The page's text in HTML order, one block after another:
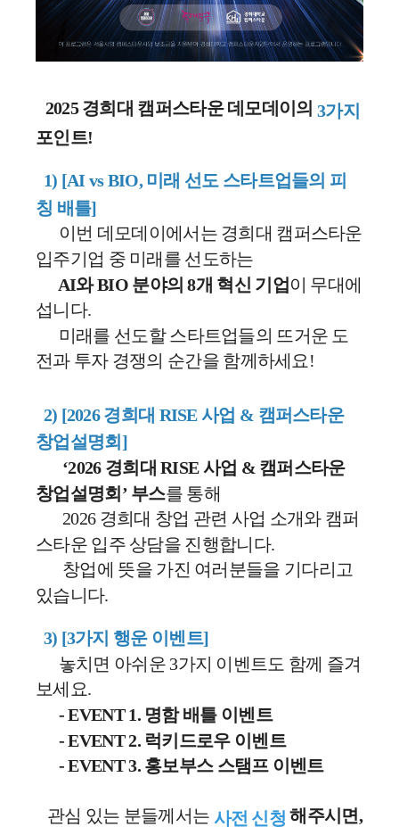
2025 경희대 캠퍼스타운 데모데이의 3가지
포인트!
1) [AI vs BIO, 미래 선도 스타트업들의 피
칭 배틀]
이번 데모데이에서는 경희대 캠퍼스타운
입주기업 중 미래를 선도하는
AI와 BIO 분야의 8개 혁신 기업이 무대에
섭니다.
미래를 선도할 스타트업들의 뜨거운 도
전과 투자 경쟁의 순간을 함께하세요!
2) [2026 경희대 RISE 사업 & 캠퍼스타운
창업설명회]
‘2026 경희대 RISE 사업 & 캠퍼스타운
창업설명회’ 부스를 통해
2026 경희대 창업 관련 사업 소개와 캠퍼
스타운 입주 상담을 진행합니다.
창업에 뜻을 가진 여러분들을 기다리고
있습니다.
3) [3가지 행운 이벤트]
놓치면 아쉬운 3가지 이벤트도 함께 즐겨
보세요.
- EVENT 1. 명함 배틀 이벤트
- EVENT 2. 럭키드로우 이벤트
- EVENT 3. 홍보부스 스탬프 이벤트
관심 있는 분들께서는 사전 신청해주시면,